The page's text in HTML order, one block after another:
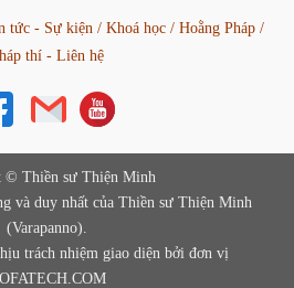
tức - Sự kiện/ Khoá học/ Hoằng Pháp/
thí - Liên hệ
© Thiền sư Thiện Minh
và duy nhất của Thiền sư Thiện Minh
(Varapanno).
trách nhiệm giao diện bởi đơn vị